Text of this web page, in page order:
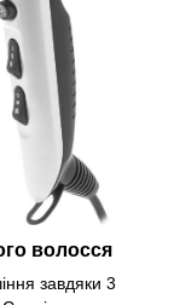
волосся
завдяки 3